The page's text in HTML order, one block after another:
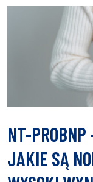
NT-PROBNP
JAKIE SĄ